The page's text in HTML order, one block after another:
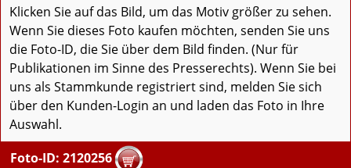
Klicken Sie auf das Bild, um das Motiv größer zu sehen.
Wenn Sie dieses Foto kaufen möchten, senden Sie uns
die Foto-ID, die Sie über dem Bild finden. (Nur für
Publikationen im Sinne des Presserechts). Wenn Sie bei
uns als Stammkunde registriert sind, melden Sie sich
über den Kunden-Login an und laden das Foto in Ihre
Auswahl.
Foto-ID: 2120256